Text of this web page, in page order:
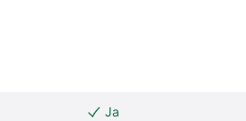
Ja